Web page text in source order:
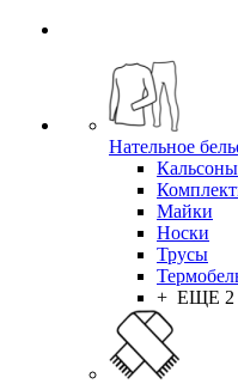
Нательное
Кальсоны
Майки
Носки
Трусы
+ ЕЩЕ 2